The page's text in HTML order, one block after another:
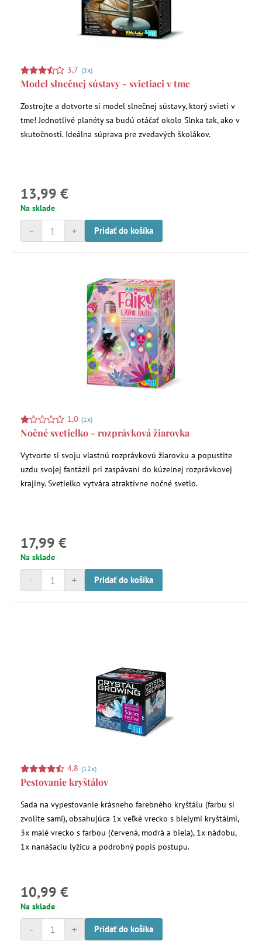
3,7 (3x)
Model slnečnej sústavy - svietiaci v tme
Zostrojte a dotvorte si model slnečnej sústavy, ktorý svieti v
tme! Jednotlivé planéty sa budú otáčať okolo Slnka tak, ako v
skutočnosti. Ideálna súprava pre zvedavých školákov.
13,99 €
Na sklade
+
- Pridať do košíka
1,0 (1x)
Nočné svetielko - rozprávková žiarovka
Vytvorte si svoju vlastnú rozprávkovú žiarovku a popustite
uzdu svojej fantázii pri zaspávaní do kúzelnej rozprávkovej
krajiny. Svetielko vytvára atraktívne nočné svetlo.
17,99 €
Na sklade
+
- Pridať do košíka
4,8 (12x)
Pestovanie kryštálov
Sada na vypestovanie krásneho farebného kryštálu (farbu si
zvolíte sami), obsahujúca 1x veľké vrecko s bielymi kryštálmi,
3x malé vrecko s farbou (červená, modrá a biela), 1x nádobu,
1x nanášaciu lyžicu a podrobný popis postupu.
10,99 €
Na sklade
+
- Pridať do košíka